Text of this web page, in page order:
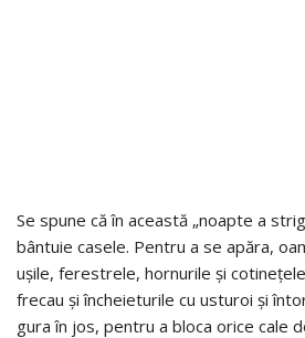
Se spune că în această „noapte a
bântuie casele. Pentru a se apăra,
ușile, ferestrele, hornurile și
frecau și încheieturile cu usturoi și
gura în jos, pentru a bloca orice cale